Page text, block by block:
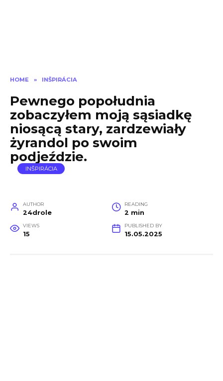
HOME » INŠPIRÁCIA
Pewnego popołudnia
zobaczyłem moją sąsiadkę
niosącą stary, zardzewiały
żyrandol po swoim
podjeździe.
INŠPIRÁCIA
AUTHOR
24drole
READING
2 min
VIEWS
15
PUBLISHED BY
15.05.2025